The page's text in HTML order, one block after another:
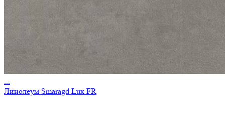
...
Линолеум Smaragd Lux FR